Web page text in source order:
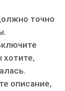
точно
описание‚